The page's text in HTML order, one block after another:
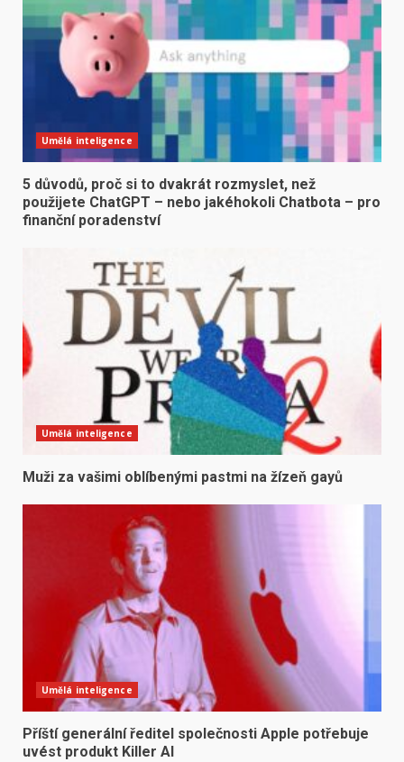
Umělá inteligence
5 důvodů, proč si to dvakrát rozmyslet, než
použijete ChatGPT – nebo jakéhokoli Chatbota – pro
finanční poradenství
Umělá inteligence
Muži za vašimi oblíbenými pastmi na žízeň gayů
Umělá inteligence
Příští generální ředitel společnosti Apple potřebuje
uvést produkt Killer AI